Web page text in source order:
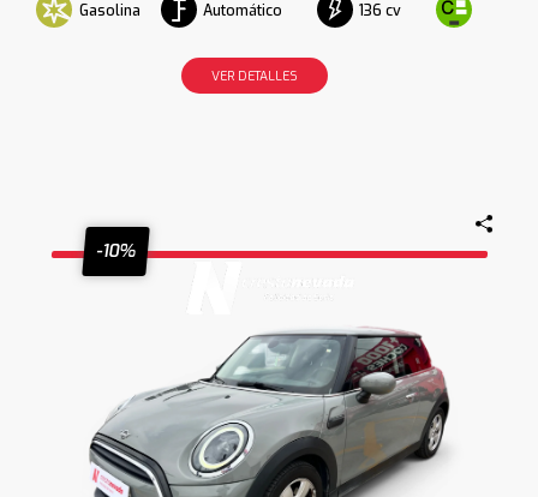
Gasolina Automático 136 cv
VER DETALLES
-10%